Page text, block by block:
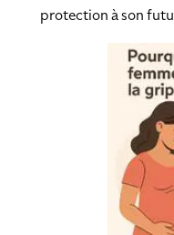
protection à son